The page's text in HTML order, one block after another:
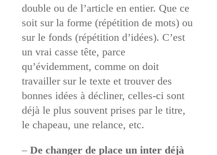
double ou de l’article en entier. Que ce
soit sur la forme (répétition de mots) ou
sur le fonds (répétition d’idées). C’est
un vrai casse tête, parce
qu’évidemment, comme on doit
travailler sur le texte et trouver des
bonnes idées à décliner, celles-ci sont
déjà le plus souvent prises par le titre,
le chapeau, une relance, etc.
– De changer de place un inter déjà